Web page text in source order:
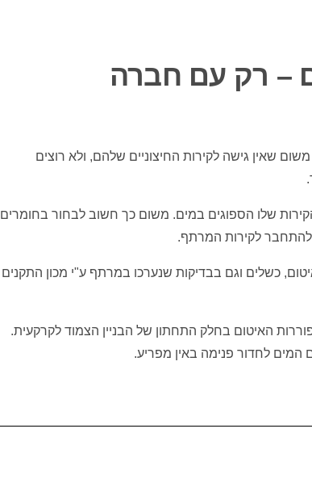
– רק עם חברה
שאין גישה לקירות החיצוניים שלהם, ולא רוצים
שלו הספוגים במים. משום כך חשוב לבחור בחומרים
להתחבר לקירות המרתף.
כשלים וגם בבדיקות שנערכו במרתף ע"י מכון התקנים
האיטום בחלק התחתון של הבניין הצמוד לקרקעית.
המים לחדור פנימה באין מפריע.